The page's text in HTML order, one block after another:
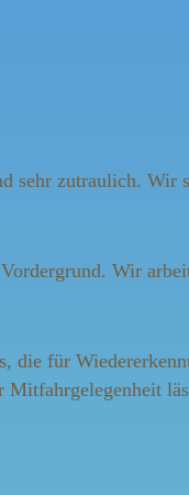
zutraulich. Wir
Wir
für